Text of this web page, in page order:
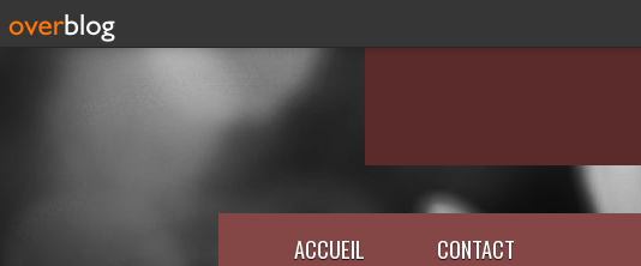
ACCUEIL CONTACT